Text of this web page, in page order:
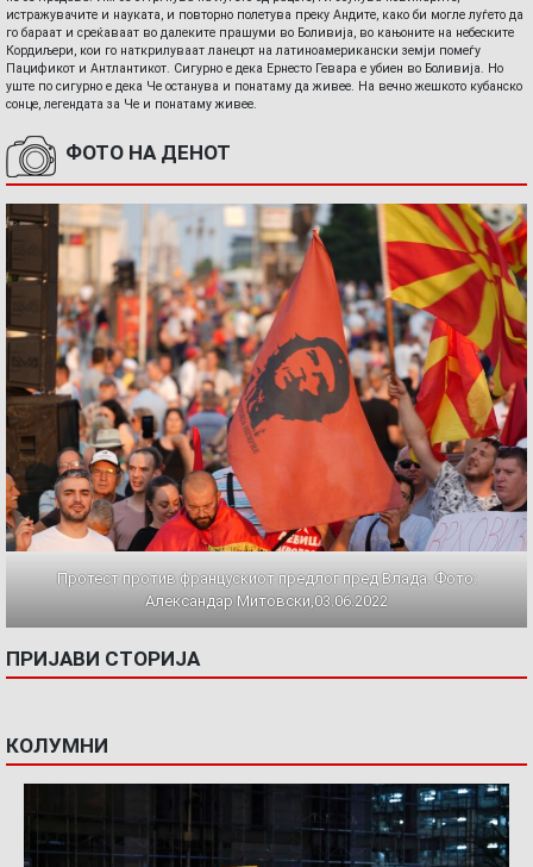
истражувачите и науката, и повторно полетува преку Андите, како би могле луѓето да
го бараат и среќаваат во далеките прашуми во Боливија, во кањоните на небеските
Кордиљери, кои го наткрилуваат ланецот на латиноамерикански земји помеѓу
Пацификот и Антлантикот. Сигурно е дека Ернесто Гевара е убиен во Боливија. Но
уште по сигурно е дека Че останува и понатаму да живее. На вечно жешкото кубанско
сонце, легендата за Че и понатаму живее.
ФОТО НА ДЕНОТ
Протест против францускиот предлог пред Влада. Фото:
Александар Митовски,03.06.2022
ПРИЈАВИ СТОРИЈА
КОЛУМНИ